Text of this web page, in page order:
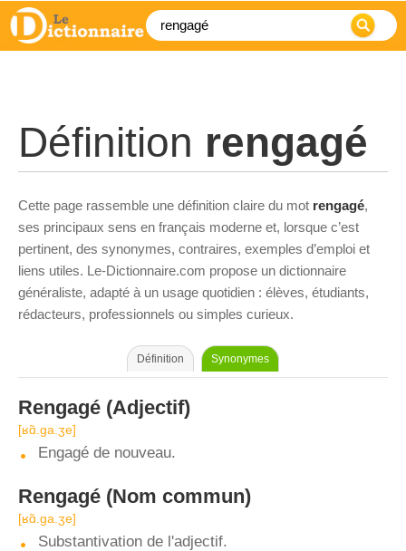
Définition rengagé
Cette page rassemble une définition claire du mot rengagé,
ses principaux sens en français moderne et, lorsque c’est
pertinent, des synonymes, contraires, exemples d’emploi et
liens utiles. Le-Dictionnaire.com propose un dictionnaire
généraliste, adapté à un usage quotidien : élèves, étudiants,
rédacteurs, professionnels ou simples curieux.
Définition Synonymes
Rengagé (Adjectif)
[ʁɑ̃.ɡa.ʒe]
Engagé de nouveau.
Rengagé (Nom commun)
[ʁɑ̃.ɡa.ʒe]
Substantivation de l'adjectif.